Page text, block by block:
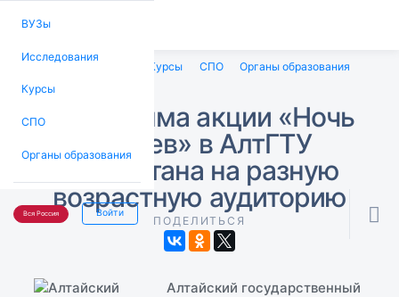
ВУЗы
Исследования
Курсы
СПО
Органы образования
Вся Россия Войти 
Исследования Курсы СПО Органы образования
Программа акции «Ночь
музеев» в АлтГТУ
рассчитана на разную
возрастную аудиторию
ПОДЕЛИТЬСЯ
Алтайский государственный